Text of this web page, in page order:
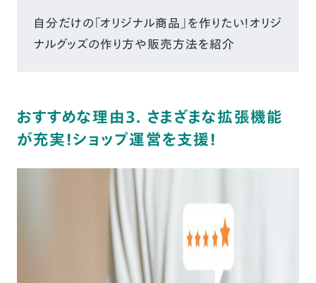
自分だけの「オリジナル商品」を作りたい！オリジ
ナルグッズの作り方や販売方法を紹介
おすすめな理由3. さまざまな拡張機能
が充実！ショップ運営を支援！